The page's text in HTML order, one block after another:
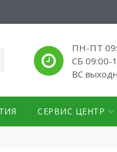
ПН-ПТ
СБ 09:00-
ВС
СЕРВИС ЦЕНТР